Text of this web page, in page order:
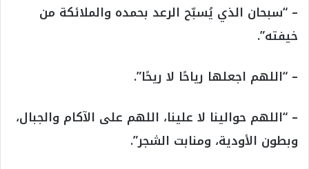
– “سبحان الذي يُسبّح الرعد بحمده والملائكة من
خيفته”.
– “اللهم اجعلها رياحًا لا ريحًا”.
– “اللهم حوالينا لا علينا، اللهم على الآكام والجبال،
وبطون الأودية، ومنابت الشجر”.